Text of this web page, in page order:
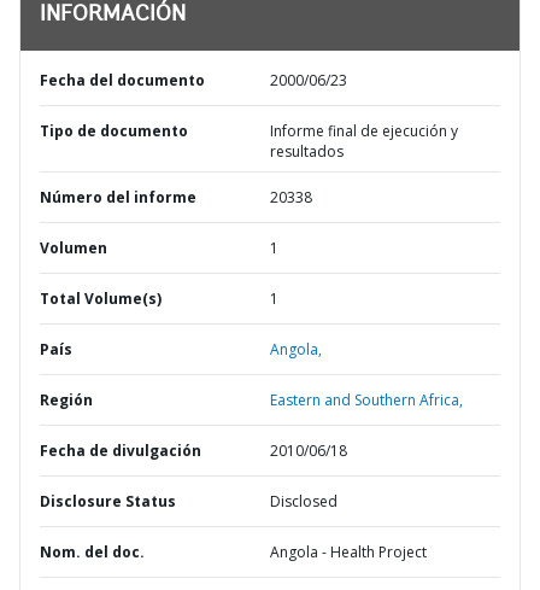
INFORMACIÓN
Fecha del documento 2000/06/23
Tipo de documento
Informe final de ejecución y
resultados
Número del informe 20338
Volumen 1
Total Volume(s) 1
País Angola,
Región Eastern and Southern Africa,
Fecha de divulgación 2010/06/18
Disclosure Status Disclosed
Nom. del doc. Angola - Health Project